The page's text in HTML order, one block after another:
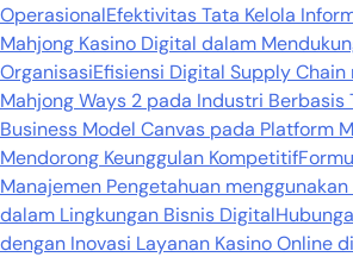
OperasionalEfektivitas Tata Kelola
Mahjong Kasino Digital dalam
OrganisasiEfisiensi Digital Supply Chain
Mahjong Ways 2 pada Industri Berbasis
Business Model Canvas pada Platform
Mendorong Keunggulan Kompetitif
Manajemen Pengetahuan
dalam Lingkungan Bisnis Digital
dengan Inovasi Layanan Kasino Online